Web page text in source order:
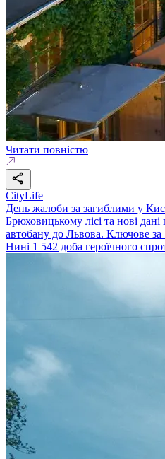
Читати повністю
CityLife
День жалоби за загиблими у
Брюховицькому лісі та нові
автобану до Львова. Ключове за
Нині 1 542 доба героїчного